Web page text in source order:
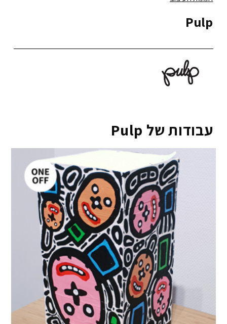
Pulp
עבודות של Pulp